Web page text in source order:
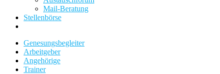
Mail-Beratung
Stellenbörse
Genesungsbegleiter
Arbeitgeber
Angehörige
Trainer